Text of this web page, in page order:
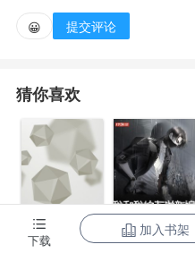
😀 提交评论
猜你喜欢
都市第一至尊 我和我的古代
下载
加入书架